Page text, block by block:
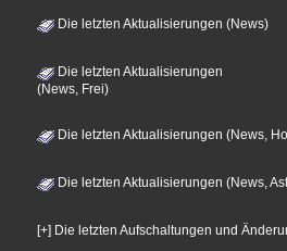
Die letzten Aktualisierungen (News)
Die letzten Aktualisierungen
(News, Frei)
Die letzten Aktualisierungen (News,
Die letzten Aktualisierungen (News,
[+] Die letzten Aufschaltungen und